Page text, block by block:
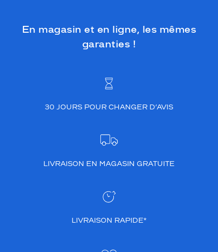
En magasin et en ligne, les mêmes
garanties !
30 JOURS POUR CHANGER D’AVIS
LIVRAISON EN MAGASIN GRATUITE
LIVRAISON RAPIDE*